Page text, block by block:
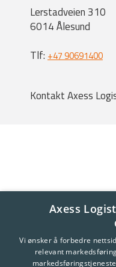
Lerstadveien 310
6014 Ålesund
Tlf: +47 90691400
Kontakt Axess
Axess
Vi ønsker å forbedre
relevant